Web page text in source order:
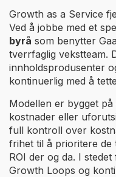
Growth as a Service
Ved å jobbe med et
byrå som benytter
tverrfaglig vekstteam.
innholdsprodusenter
kontinuerlig med å
Modellen er bygget
kostnader eller
full kontroll over
frihet til å prioritere de
ROI der og da. I
Growth Loops og